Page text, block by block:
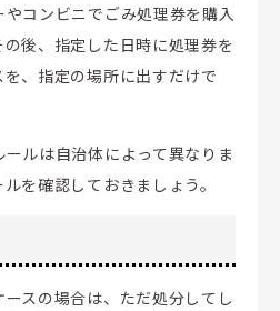
コンビニでごみ処理券を購入
後、指定した日時に処理券を
、指定の場所に出すだけで
ルは自治体によって異なりま
を確認しておきましょう。
スの場合は、ただ処分してし